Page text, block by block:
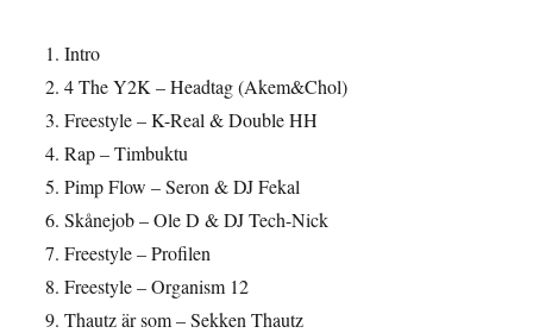
Intro
4 The Y2K – Headtag (Akem&Chol)
Freestyle – K-Real & Double HH
Rap – Timbuktu
Pimp Flow – Seron & DJ Fekal
Skånejob – Ole D & DJ Tech-Nick
Freestyle – Profilen
Freestyle – Organism 12
Thautz är som – Sekken Thautz